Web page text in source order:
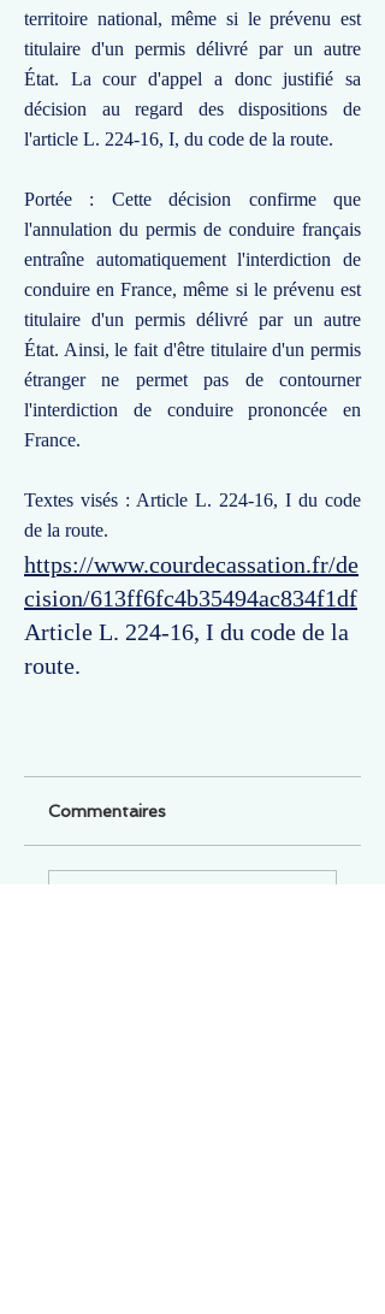
territoire national, même si le prévenu est
titulaire d'un permis délivré par un autre
État. La cour d'appel a donc justifié sa
décision au regard des dispositions de
l'article L. 224-16, I, du code de la route.
Portée : Cette décision confirme que
l'annulation du permis de conduire français
entraîne automatiquement l'interdiction de
conduire en France, même si le prévenu est
titulaire d'un permis délivré par un autre
État. Ainsi, le fait d'être titulaire d'un permis
étranger ne permet pas de contourner
l'interdiction de conduire prononcée en
France.
Textes visés : Article L. 224-16, I du code
de la route.
https://www.courdecassation.fr/de
cision/613ff6fc4b35494ac834f1df
Article L. 224-16, I du code de la
route.
Commentaires